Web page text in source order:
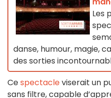
Les
danse, humour, magie,
des sorties
Cespectacleviserait un
sans filtre, capable